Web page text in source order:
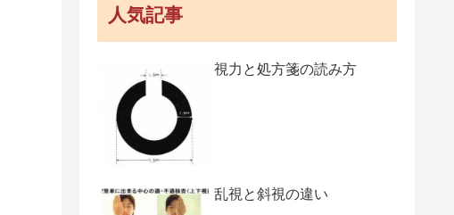
人気記事
視力と処方箋の読み方
乱視と斜視の違い